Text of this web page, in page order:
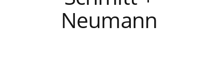
Neumann